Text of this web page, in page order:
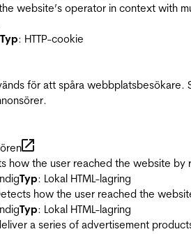
website’s operator in context with
Typ: HTTP-cookie
för att spåra
how the user reached the website by
Typ: Lokal HTML-lagring
how the user reached the
Typ: Lokal HTML-lagring
a series of advertisement